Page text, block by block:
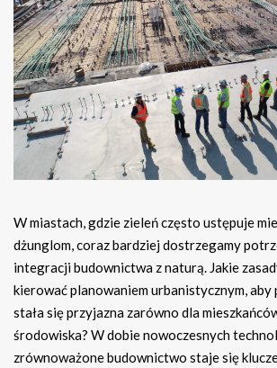
W miastach, gdzie zieleń często ustępuje
dżunglom, coraz bardziej dostrzegamy
integracji budownictwa z naturą. Jakie
kierować planowaniem urbanistycznym, aby
stała się przyjazna zarówno dla
środowiska? W dobie nowoczesnych
zrównoważone budownictwo staje się